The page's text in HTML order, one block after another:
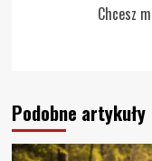
Chcesz
Podobne artykuły